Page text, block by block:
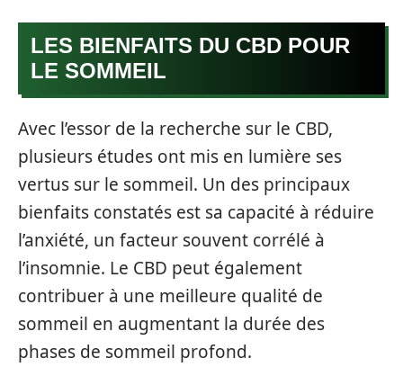
LES BIENFAITS DU CBD POUR
LE SOMMEIL
Avec l’essor de la recherche sur le CBD,
plusieurs études ont mis en lumière ses
vertus sur le sommeil. Un des principaux
bienfaits constatés est sa capacité à réduire
l’anxiété, un facteur souvent corrélé à
l’insomnie. Le CBD peut également
contribuer à une meilleure qualité de
sommeil en augmentant la durée des
phases de sommeil profond.